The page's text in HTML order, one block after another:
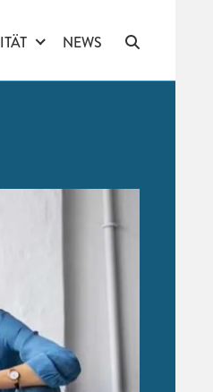
NEWS